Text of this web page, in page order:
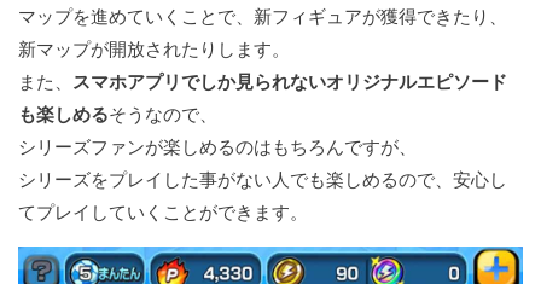
マップを進めていくことで、新フィギュアが獲得できたり、
新マップが開放されたりします。
また、 スマホアプリでしか見られないオリジナルエピソード
も楽しめるそうなので、
シリーズファンが楽しめるのはもちろんですが、
シリーズをプレイした事がない人でも楽しめるので、安心し
てプレイしていくことができます。